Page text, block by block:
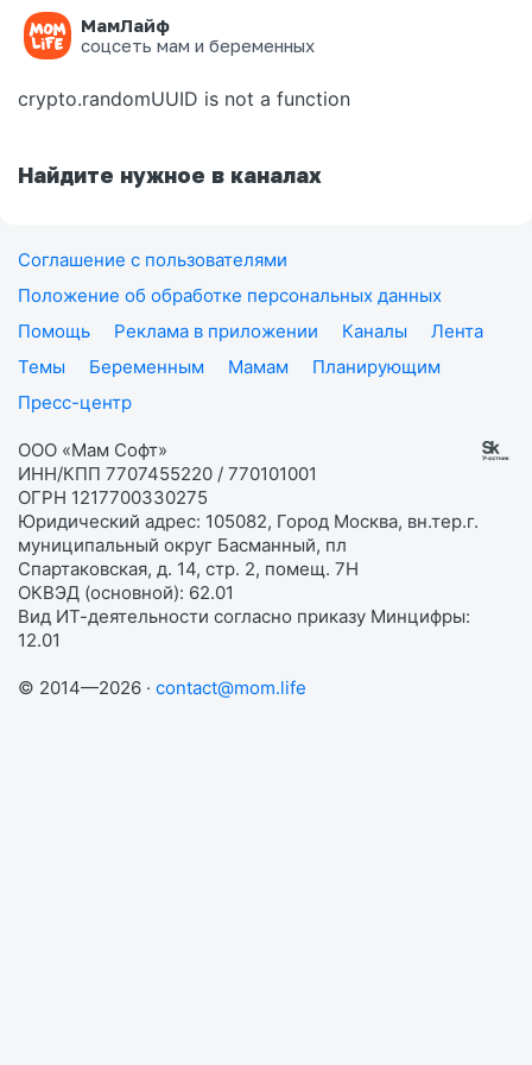
МамЛайф
соцсеть мам и беременных
Ошибка на странице
crypto.randomUUID is not a function
Найдите нужное в каналах
Соглашение с пользователями
Положение об обработке персональных данных
Помощь
Реклама в приложении Каналы
Лента
Темы
Беременным Мамам
Планирующим
Пресс-центр
ООО «Мам Софт»
ИНН/КПП 7707455220 / 770101001
ОГРН 1217700330275
Юридический адрес: 105082, Город Москва, вн.тер.г.
муниципальный округ Басманный, пл
Спартаковская, д. 14, стр. 2, помещ. 7Н
ОКВЭД (основной): 62.01
Вид ИТ-деятельности согласно приказу Минцифры:
12.01
© 2014—2026 · contact@mom.life